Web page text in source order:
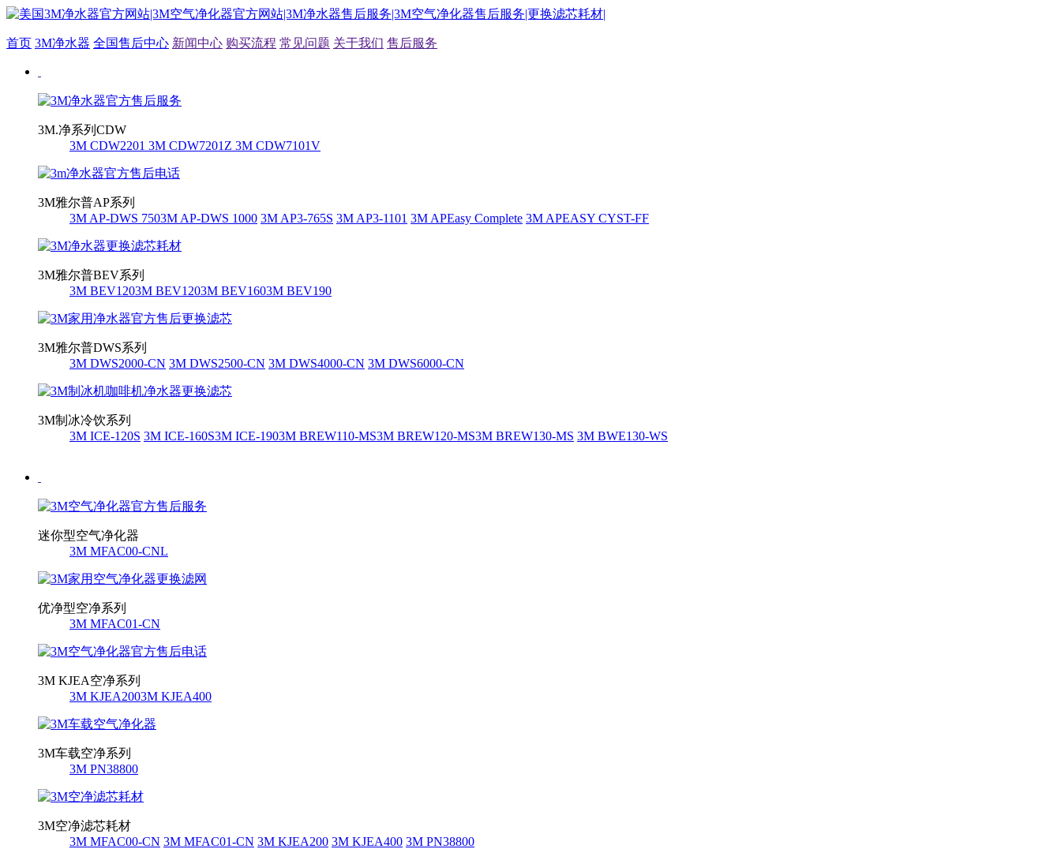
首页 3M净水器 全国售后中心 新闻中心 购买流程 常见问题 关于我们 售后服务
3M.净系列CDW
3M CDW2201 3M CDW7201Z 3M CDW7101V
3M雅尔普AP系列
3M AP-DWS 7503M AP-DWS 1000 3M AP3-765S 3M AP3-1101 3M APEasy Complete 3M APEASY CYST-FF
3M雅尔普BEV系列
3M BEV1203M BEV1203M BEV1603M BEV190
3M雅尔普DWS系列
3M DWS2000-CN 3M DWS2500-CN 3M DWS4000-CN 3M DWS6000-CN
3M制冰冷饮系列
3M ICE-120S 3M ICE-160S3M ICE-1903M BREW110-MS3M BREW120-MS3M BREW130-MS 3M BWE130-WS
迷你型空气净化器
3M MFAC00-CNL
优净型空净系列
3M MFAC01-CN
3M KJEA空净系列
3M KJEA2003M KJEA400
3M车载空净系列
3M PN38800
3M空净滤芯耗材
3M MFAC00-CN 3M MFAC01-CN 3M KJEA200 3M KJEA400 3M PN38800